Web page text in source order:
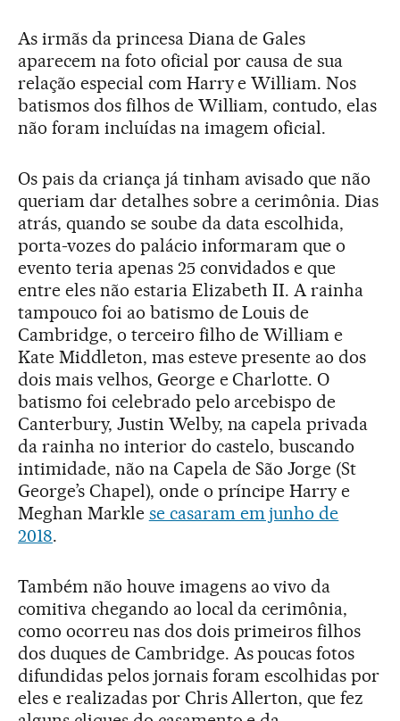
As irmãs da princesa Diana de Gales
aparecem na foto oficial por causa de sua
relação especial com Harry e William. Nos
batismos dos filhos de William, contudo, elas
não foram incluídas na imagem oficial.
Os pais da criança já tinham avisado que não
queriam dar detalhes sobre a cerimônia. Dias
atrás, quando se soube da data escolhida,
porta-vozes do palácio informaram que o
evento teria apenas 25 convidados e que
entre eles não estaria Elizabeth II. A rainha
tampouco foi ao batismo de Louis de
Cambridge, o terceiro filho de William e
Kate Middleton, mas esteve presente ao dos
dois mais velhos, George e Charlotte. O
batismo foi celebrado pelo arcebispo de
Canterbury, Justin Welby, na capela privada
da rainha no interior do castelo, buscando
intimidade, não na Capela de São Jorge (St
George’s Chapel), onde o príncipe Harry e
Meghan Markle se casaram em junho de
2018.
Também não houve imagens ao vivo da
comitiva chegando ao local da cerimônia,
como ocorreu nas dos dois primeiros filhos
dos duques de Cambridge. As poucas fotos
difundidas pelos jornais foram escolhidas por
eles e realizadas por Chris Allerton, que fez